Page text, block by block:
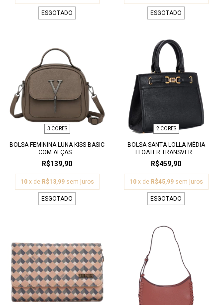
ESGOTADO ESGOTADO
3 CORES
BOLSA FEMININA LUNA KISS BASIC
COM ALÇAS...
R$139,90
10 x de R$13,99 sem juros
ESGOTADO
2 CORES
BOLSA SANTA LOLLA MÉDIA
FLOATER TRANSVER...
R$459,90
10 x de R$45,99 sem juros
ESGOTADO